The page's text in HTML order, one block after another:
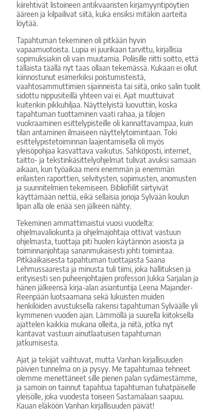
kiirehtivät listoineen antikvaaristen kirjamyyntipöytien
ääreen ja kilpailivat siitä, kuka ensiksi mitäkin aarteita
löytää.
Tapahtuman tekeminen oli pitkään hyvin
vapaamuotoista. Lupia ei juurikaan tarvittu, kirjallisia
sopimuksiakin oli vain muutamia. Poliisille riitti soitto, että
tällaista täällä nyt taas ollaan tekemässä. Kukaan ei ollut
kiinnostunut esimerkiksi poistumisteistä,
vaahtosammuttimien sijainneista tai siitä, onko salin tuolit
sidottu nippusiteillä yhteen vai ei. Ajat muuttuivat
kuitenkin pikkuhiljaa. Näyttelyistä luovuttiin, koska
tapahtuman tuottaminen vaati rahaa, ja tilojen
vuokraaminen esittelypisteille oli kannattavampaa, kuin
tilan antaminen ilmaiseen näyttelytoimintaan. Toki
esittelypistetoiminnan laajentamisella oli myös
yleisöpohjaa kasvattava vaikutus. Sähköposti, internet,
taitto- ja tekstinkäsittelyohjelmat tulivat avuksi samaan
aikaan, kun työaikaa meni enemmän ja enemmän
erilaisten raporttien, selvitysten, sopimusten, anomusten
ja suunnitelmien tekemiseen. Bibliofiilit siirtyivät
käyttämään nettiä, eikä sellaisia jonoja Sylvään koulun
lipan alla ole enää sen jälkeen nähty.
Tekeminen ammattimaistui vuosi vuodelta:
ohjelmavaliokunta ja ohjelmajohtaja ottivat vastuun
ohjelmasta, tuottaja piti huolen käytännön asioista ja
toiminnanjohtaja sananmukaisesti johti toimintaa.
Pitkäaikaisesta tapahtuman tuottajasta Saana
Lehmussaaresta ja minusta tuli tiimi, joka hallituksen ja
erityisesti sen puheenjohtajien professori Jukka Sarjalan ja
hänen jälkeensä kirja-alan asiantuntija Leena Majander-
Reenpään luotsaamana sekä lukuisten muiden
henkilöiden avustuksella rakensi tapahtuman Sylväälle yli
kymmenen vuoden ajan. Lämmöllä ja suurella kiitoksella
ajattelen kaikkia mukana olleita, ja niitä, jotka nyt
kantavat vastuun ainutlaatuisen tapahtuman
jatkumisesta.
Ajat ja tekijät vaihtuvat, mutta Vanhan kirjallisuuden
päivien tunnelma on ja pysyy. Me tapahtumaa tehneet
olemme menettäneet sille pienen palan sydämestämme,
ja samoin on tainnut tapahtua tapahtuman tuhatpäiselle
yleisölle, joka vuodesta toiseen Sastamalaan saapuu.
Kauan eläköön Vanhan kirjallisuuden päivät!